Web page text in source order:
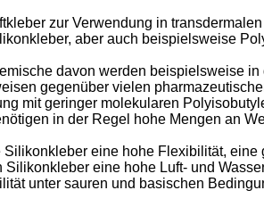
zur Verwendung in
aber auch beispielsweise
davon werden beispielsweise
gegenüber vielen
mit geringer molekularen
in der Regel hohe Mengen an
eine hohe Flexibilität,
eine hohe Luft- und
unter sauren und basischen